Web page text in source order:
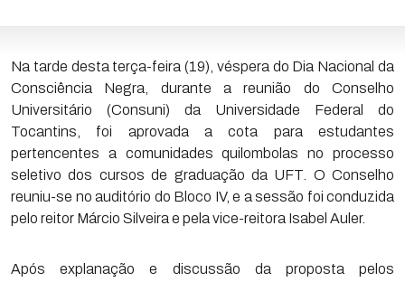
Na tarde desta terça-feira (19), véspera do Dia Nacional da
Consciência Negra, durante a reunião do Conselho
Universitário (Consuni) da Universidade Federal do
Tocantins, foi aprovada a cota para estudantes
pertencentes a comunidades quilombolas no processo
seletivo dos cursos de graduação da UFT. O Conselho
reuniu-se no auditório do Bloco IV, e a sessão foi conduzida
pelo reitor Márcio Silveira e pela vice-reitora Isabel Auler.
Após explanação e discussão da proposta pelos